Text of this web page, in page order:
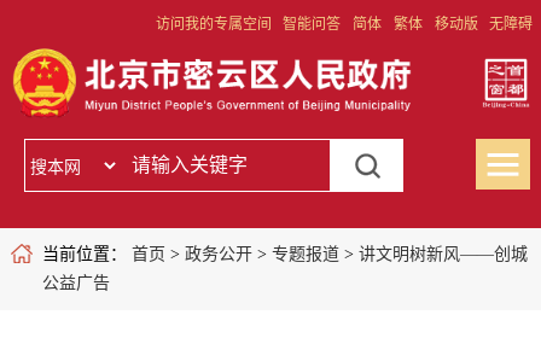
访问我的专属空间 智能问答 简体 繁体 移动版 无障碍
当前位置： 首页 > 政务公开> 专题报道> 讲文明树新风——创城
公益广告